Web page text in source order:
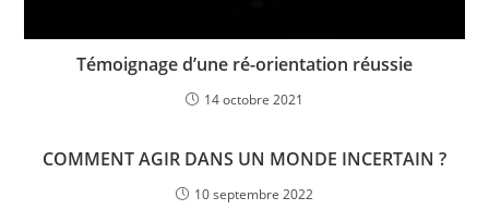
Témoignage d’une ré-orientation réussie
14 octobre 2021
COMMENT AGIR DANS UN MONDE INCERTAIN ?
10 septembre 2022